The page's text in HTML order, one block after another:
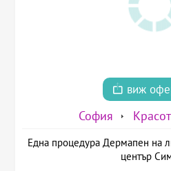
виж
София
Една процедура Дермапен на
център